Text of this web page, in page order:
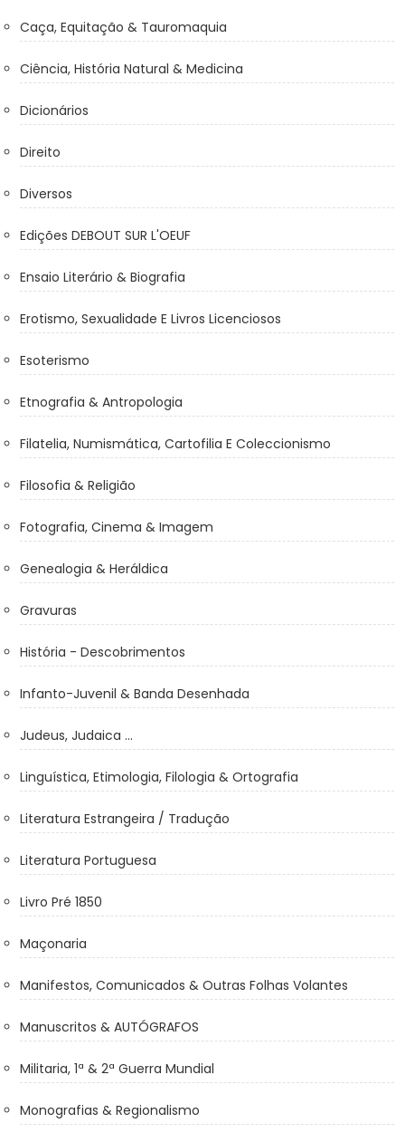
Caça, Equitação & Tauromaquia
Ciência, História Natural & Medicina
Dicionários
Direito
Diversos
Edições DEBOUT SUR L'OEUF
Ensaio Literário & Biografia
Erotismo, Sexualidade E Livros Licenciosos
Esoterismo
Etnografia & Antropologia
Filatelia, Numismática, Cartofilia E Coleccionismo
Filosofia & Religião
Fotografia, Cinema & Imagem
Genealogia & Heráldica
Gravuras
História - Descobrimentos
Infanto-Juvenil & Banda Desenhada
Judeus, Judaica ...
Linguística, Etimologia, Filologia & Ortografia
Literatura Estrangeira / Tradução
Literatura Portuguesa
Livro Pré 1850
Maçonaria
Manifestos, Comunicados & Outras Folhas Volantes
Manuscritos & AUTÓGRAFOS
Militaria, 1ª & 2ª Guerra Mundial
Monografias & Regionalismo